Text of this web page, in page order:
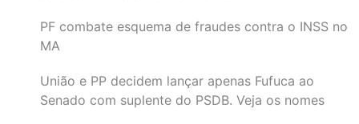
PF combate esquema de fraudes contra o INSS no
MA
União e PP decidem lançar apenas Fufuca ao
Senado com suplente do PSDB. Veja os nomes